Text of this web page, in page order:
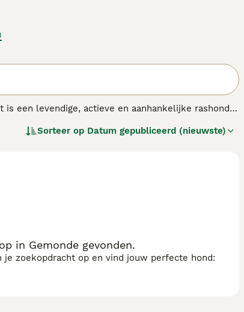
een levendige, actieve en aanhankelijke rashond.
onvermoeibaar de hele dag onder moeilijke
Sorteer op Datum gepubliceerd (nieuwste)
in Gemonde gevonden.
zoekopdracht op en vind jouw perfecte hond: